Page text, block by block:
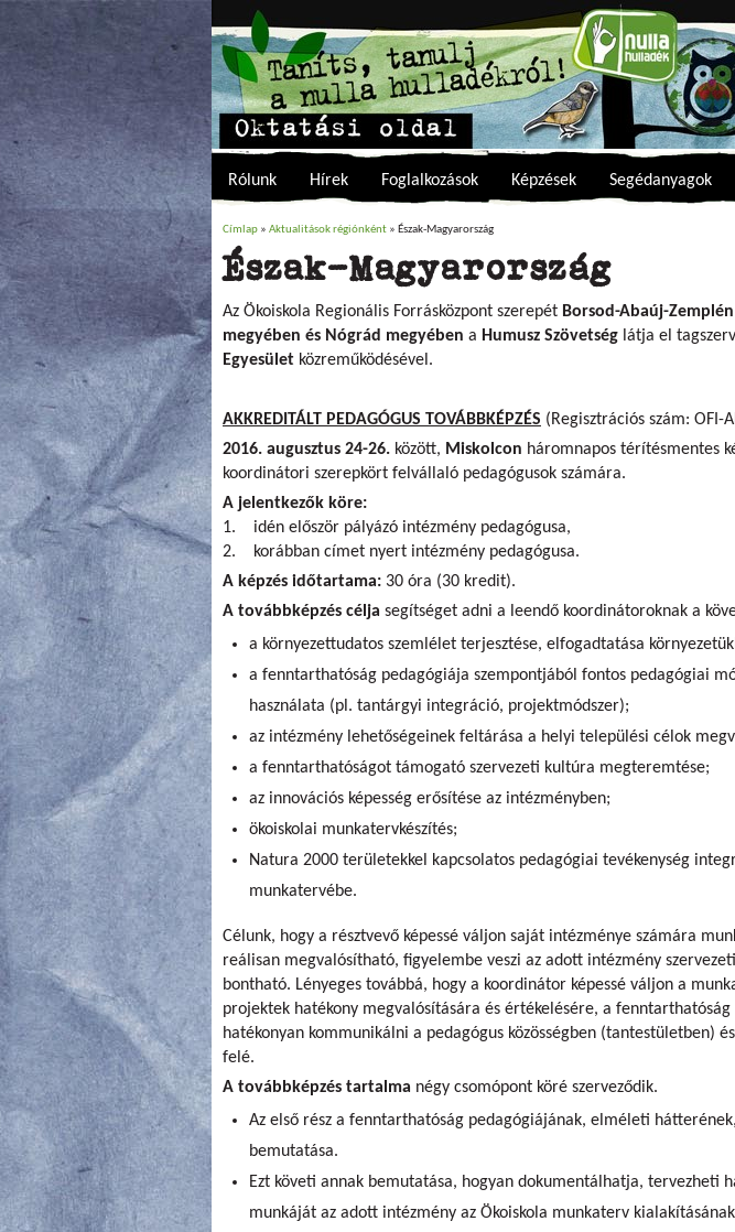
Rólunk Hírek Foglalkozások Képzések Segédanyagok
Jelenlegi hely
Címlap » Aktualitások régiónként » Észak-Magyarország
Észak-Magyarország
Az Ökoiskola Regionális Forrásközpont szerepét Borsod-Abaúj-
megyében és Nógrád megyében a Humusz Szövetség látja el
Egyesület közreműködésével.
AKKREDITÁLT PEDAGÓGUS TOVÁBBKÉPZÉS (Regisztrációs szám: OFI-
2016. augusztus 24-26. között, Miskolcon háromnapos térítésmentes
koordinátori szerepkört felvállaló pedagógusok számára.
A jelentkezők köre:
1. idén először pályázó intézmény pedagógusa,
2. korábban címet nyert intézmény pedagógusa.
A képzés időtartama: 30 óra (30 kredit).
A továbbképzés célja segítséget adni a leendő koordinátoroknak a
a környezettudatos szemlélet terjesztése, elfogadtatása
a fenntarthatóság pedagógiája szempontjából fontos pedagógiai
használata (pl. tantárgyi integráció, projektmódszer);
az intézmény lehetőségeinek feltárása a helyi települési célok
a fenntarthatóságot támogató szervezeti kultúra megteremtése;
az innovációs képesség erősítése az intézményben;
ökoiskolai munkatervkészítés;
Natura 2000 területekkel kapcsolatos pedagógiai tevékenység
munkatervébe.
Célunk, hogy a résztvevő képessé váljon saját intézménye számára
reálisan megvalósítható, figyelembe veszi az adott intézmény
bontható. Lényeges továbbá, hogy a koordinátor képessé váljon a
projektek hatékony megvalósítására és értékelésére, a
hatékonyan kommunikálni a pedagógus közösségben (tantestületben)
felé.
A továbbképzés tartalma négy csomópont köré szerveződik.
Az első rész a fenntarthatóság pedagógiájának, elméleti
bemutatása.
Ezt követi annak bemutatása, hogyan dokumentálhatja, tervezheti
munkáját az adott intézmény az Ökoiskola munkaterv